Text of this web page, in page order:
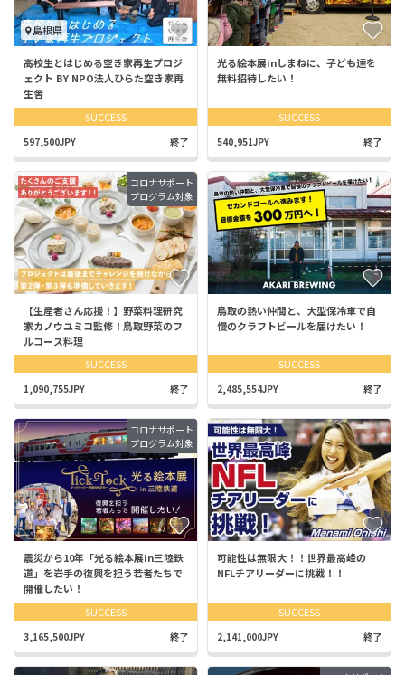
島根県
高校生とはじめる空き家再生プロジ
ェクト BY NPO法人ひらた空き家再
生舎
SUCCESS
597,500JPY 終了
光る絵本展inしまねに、子ども達を
無料招待したい！
SUCCESS
540,951JPY 終了
コロナサポート
プログラム対象
【生産者さん応援！】野菜料理研究
家カノウユミコ監修！鳥取野菜のフ
ルコース料理
SUCCESS
1,090,755JPY 終了
鳥取の熱い仲間と、大型保冷車で自
慢のクラフトビールを届けたい！
SUCCESS
2,485,554JPY 終了
コロナサポート
プログラム対象
震災から10年「光る絵本展in三陸鉄
道」を岩手の復興を担う若者たちで
開催したい！
SUCCESS
3,165,500JPY 終了
可能性は無限大！！世界最高峰の
NFLチアリーダーに挑戦！！
SUCCESS
2,141,000JPY 終了